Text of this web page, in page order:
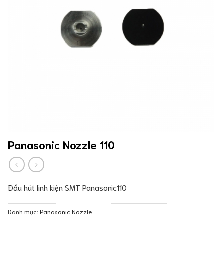
Panasonic Nozzle 110
Đầu hút linh kiện SMT Panasonic110
Danh mục: Panasonic Nozzle